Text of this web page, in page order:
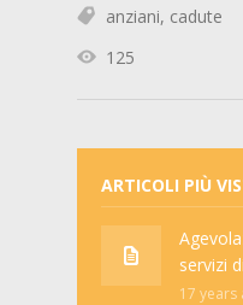
anziani, cadute
125
ARTICOLI PIÙ
servizi
17 years